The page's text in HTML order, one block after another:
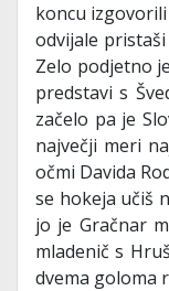
koncu
odvijale
Zelo podjetno
predstavi s
začelo pa je
največji meri
očmi Davida
se hokeja učiš
jo je Gračnar
mladenič s
dvema goloma